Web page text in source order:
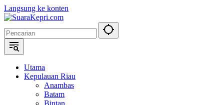
Langsung ke konten
Utama
Kepulauan Riau
Anambas
Batam
Bintan